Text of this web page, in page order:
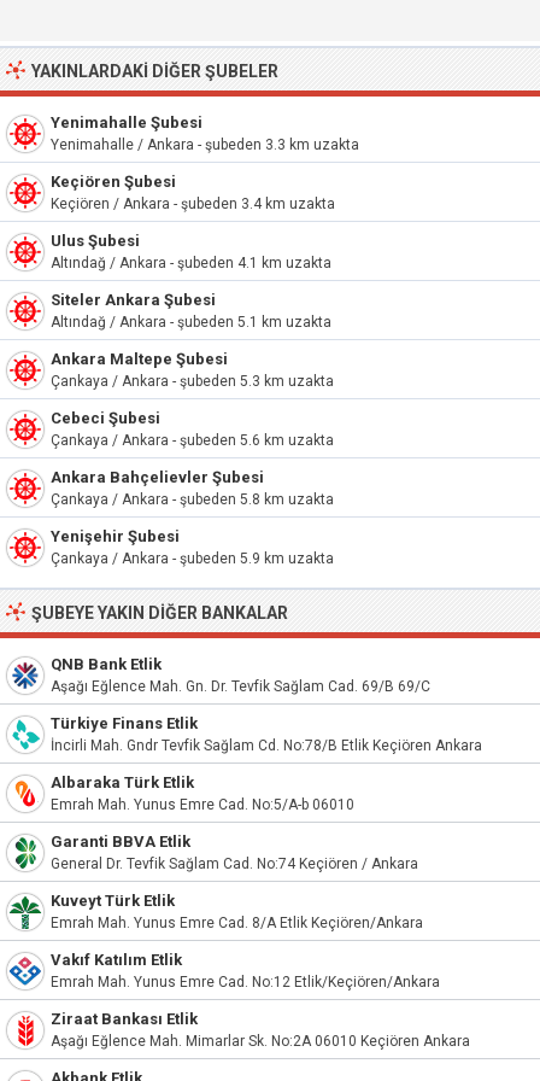
YAKINLARDAKI DIĞER ŞUBELER
Yenimahalle Şubesi
Yenimahalle / Ankara - şubeden 3.3 km uzakta
Keçiören Şubesi
Keçiören / Ankara - şubeden 3.4 km uzakta
Ulus Şubesi
Altındağ / Ankara - şubeden 4.1 km uzakta
Siteler Ankara Şubesi
Altındağ / Ankara - şubeden 5.1 km uzakta
Ankara Maltepe Şubesi
Çankaya / Ankara - şubeden 5.3 km uzakta
Cebeci Şubesi
Çankaya / Ankara - şubeden 5.6 km uzakta
Ankara Bahçelievler Şubesi
Çankaya / Ankara - şubeden 5.8 km uzakta
Yenişehir Şubesi
Çankaya / Ankara - şubeden 5.9 km uzakta
ŞUBEYE YAKIN DIĞER BANKALAR
QNB Bank Etlik
Aşağı Eğlence Mah. Gn. Dr. Tevfik Sağlam Cad. 69/B 69/C
Türkiye Finans Etlik
İncirli Mah. Gndr Tevfik Sağlam Cd. No:78/B Etlik Keçiören Ankara
Albaraka Türk Etlik
Emrah Mah. Yunus Emre Cad. No:5/A-b 06010
Garanti BBVA Etlik
General Dr. Tevfik Sağlam Cad. No:74 Keçiören / Ankara
Kuveyt Türk Etlik
Emrah Mah. Yunus Emre Cad. 8/A Etlik Keçiören/Ankara
Vakıf Katılım Etlik
Emrah Mah. Yunus Emre Cad. No:12 Etlik/Keçiören/Ankara
Ziraat Bankası Etlik
Aşağı Eğlence Mah. Mimarlar Sk. No:2A 06010 Keçiören Ankara